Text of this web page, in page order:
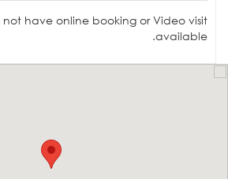
not have online booking or Video visit
available.